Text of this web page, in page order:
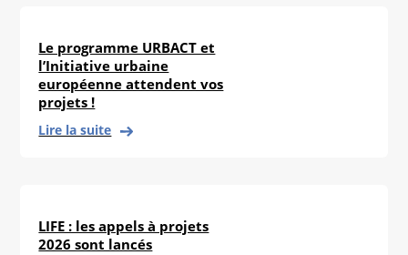
Le programme URBACT et
l’Initiative urbaine
européenne attendent vos
projets !
Lire la suite
LIFE : les appels à projets
2026 sont lancés